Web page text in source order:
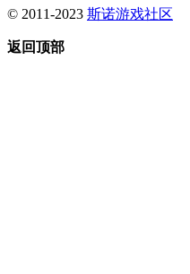
© 2011-2023 斯诺游戏社区
返回顶部